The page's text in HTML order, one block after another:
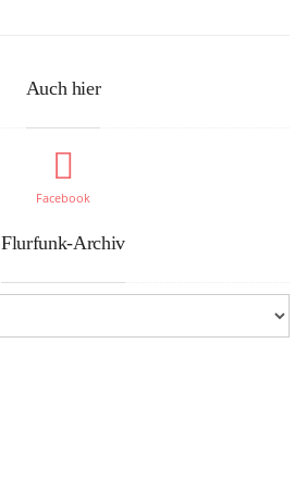
Auch hier
Facebook
Flurfunk-Archiv